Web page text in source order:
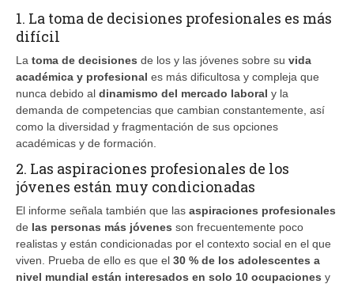
1. La toma de decisiones profesionales es más
difícil
La toma de decisiones de los y las jóvenes sobre su vida
académica y profesional es más dificultosa y compleja que
nunca debido al dinamismo del mercado laboral y la
demanda de competencias que cambian constantemente, así
como la diversidad y fragmentación de sus opciones
académicas y de formación.
2. Las aspiraciones profesionales de los
jóvenes están muy condicionadas
El informe señala también que las aspiraciones profesionales
de las personas más jóvenes son frecuentemente poco
realistas y están condicionadas por el contexto social en el que
viven. Prueba de ello es que el 30 % de los adolescentes a
nivel mundial están interesados en solo 10 ocupaciones y